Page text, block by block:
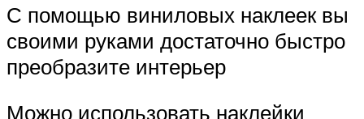
С помощью виниловых наклеек вы
своими руками достаточно быстро
преобразите интерьер
Можно использовать наклейки